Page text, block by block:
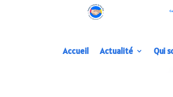
Accueil Actualité Qui